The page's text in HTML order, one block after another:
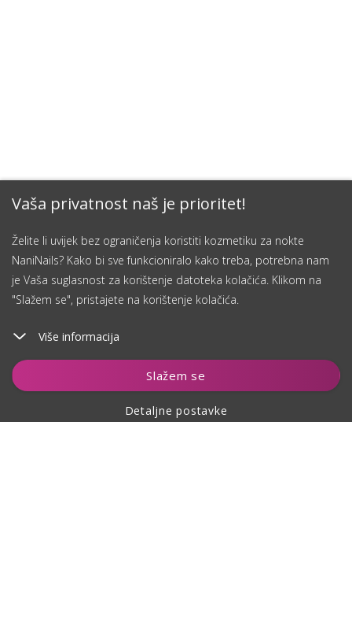
Vaša privatnost naš je prioritet!
Želite li uvijek bez ograničenja koristiti kozmetiku za nokte
NaniNails? Kako bi sve funkcioniralo kako treba, potrebna nam
je Vaša suglasnost za korištenje datoteka kolačića. Klikom na
"Slažem se", pristajete na korištenje kolačića.
Više informacija
Slažem se
Detaljne postavke